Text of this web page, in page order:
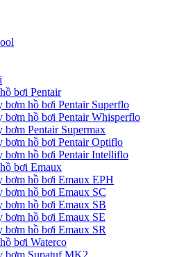
bơi Pentair
bơm hồ bơi Pentair Superflo
bơm hồ bơi Pentair Whisperflo
bơm Pentair Supermax
bơm hồ bơi Pentair Optiflo
bơm hồ bơi Pentair Intelliflo
bơi Emaux
bơm hồ bơi Emaux EPH
bơm hồ bơi Emaux SC
bơm hồ bơi Emaux SB
bơm hồ bơi Emaux SE
bơm hồ bơi Emaux SR
bơi Waterco
bơm Supatuf MK2